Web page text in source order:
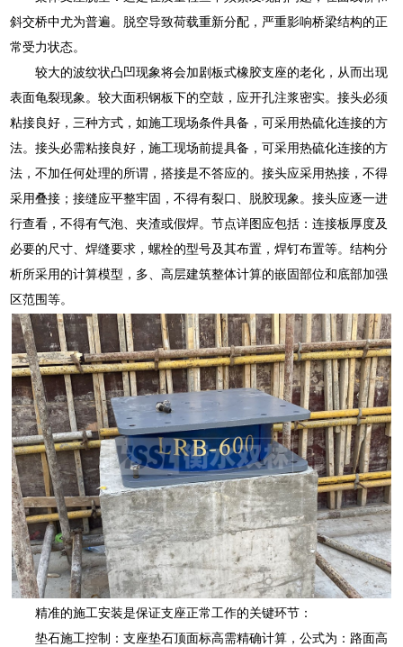
斜交桥中尤为普遍。脱空导致荷载重新分配，严重影响桥梁结构的正
常受力状态。
较大的波纹状凸凹现象将会加剧板式橡胶支座的老化，从而出现
表面龟裂现象。较大面积钢板下的空鼓，应开孔注浆密实。接头必须
粘接良好，三种方式，如施工现场条件具备，可采用热硫化连接的方
法。接头必需粘接良好，施工现场前提具备，可采用热硫化连接的方
法，不加任何处理的所谓，搭接是不答应的。接头应采用热接，不得
采用叠接；接缝应平整牢固，不得有裂口、脱胶现象。接头应逐一进
行查看，不得有气泡、夹渣或假焊。节点详图应包括：连接板厚度及
必要的尺寸、焊缝要求，螺栓的型号及其布置，焊钉布置等。结构分
析所采用的计算模型，多、高层建筑整体计算的嵌固部位和底部加强
区范围等。
精准的施工安装是保证支座正常工作的关键环节：
垫石施工控制：支座垫石顶面标高需精确计算，公式为：路面高